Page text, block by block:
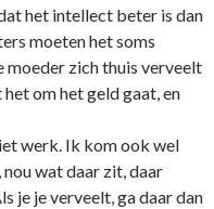
het intellect beter is dan
moeten het soms
moeder zich thuis verveelt
om het geld gaat, en
werk. Ik kom ook wel
wat daar zit, daar
je je verveelt, ga daar dan